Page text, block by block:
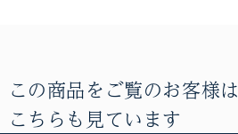
この商品をご覧のお客様は
こちらも見ています